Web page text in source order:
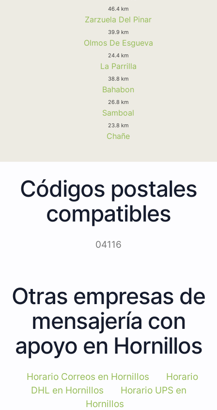
46.4 km
Zarzuela Del Pinar
39.9 km
Olmos De Esgueva
24.4 km
La Parrilla
38.8 km
Bahabon
26.8 km
Samboal
23.8 km
Chañe
Códigos postales
compatibles
04116
Otras empresas de
mensajería con
apoyo en Hornillos
Horario Correos en Hornillos
Horario
DHL en Hornillos
Horario UPS en
Hornillos